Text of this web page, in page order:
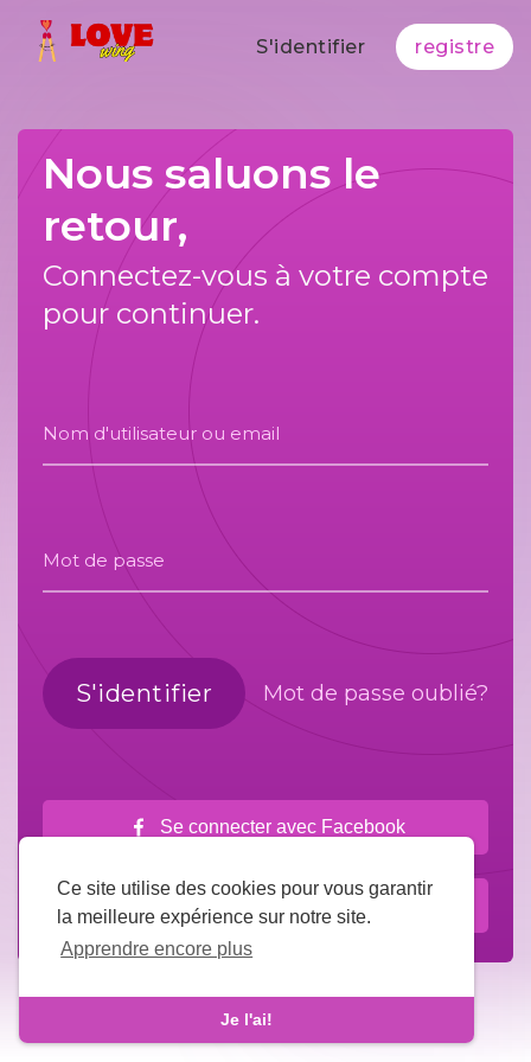
Ce site utilise des cookies pour vous garantir
la meilleure expérience sur notre site.
Apprendre encore plus
Je l'ai!
S'identifier registre
Nous saluons le
retour,
Connectez-vous à votre compte
pour continuer.
Nom d'utilisateur ou email
Mot de passe
S'identifier Mot de passe oublié?
Se connecter avec Facebook
Connectez-vous avec Google